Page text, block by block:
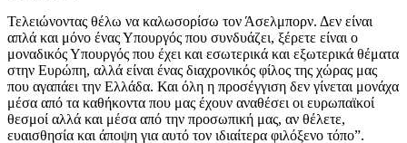
Τελειώνοντας θέλω να καλωσορίσω τον Άσελμπορν. Δεν είναι
απλά και μόνο ένας Υπουργός που συνδυάζει, ξέρετε είναι ο
μοναδικός Υπουργός που έχει και εσωτερικά και εξωτερικά θέματα
στην Ευρώπη, αλλά είναι ένας διαχρονικός φίλος της χώρας μας
που αγαπάει την Ελλάδα. Και όλη η προσέγγιση δεν γίνεται μονάχα
μέσα από τα καθήκοντα που μας έχουν αναθέσει οι ευρωπαϊκοί
θεσμοί αλλά και μέσα από την προσωπική μας, αν θέλετε,
ευαισθησία και άποψη για αυτό τον ιδιαίτερα φιλόξενο τόπο”.